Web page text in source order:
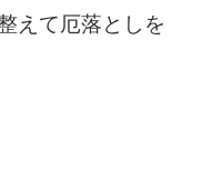
えて厄落としを